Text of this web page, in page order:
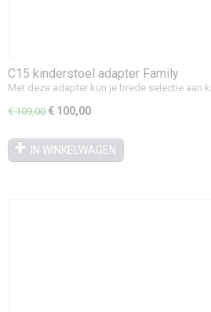
C15 kinderstoel adapter Family
Met deze adapter kun je brede selectie aan
€ 109,00 € 100,00
IN WINKELWAGEN